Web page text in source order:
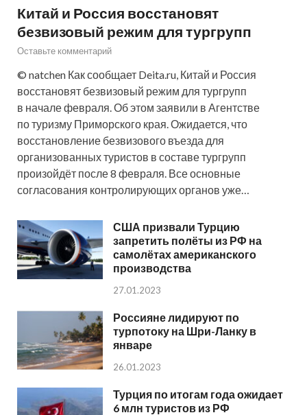
Китай и Россия восстановят
безвизовый режим для тургрупп
Оставьте комментарий
© natchen Как сообщает Deita.ru, Китай и Россия
восстановят безвизовый режим для тургрупп
в начале февраля. Об этом заявили в Агентстве
по туризму Приморского края. Ожидается, что
восстановление безвизового въезда для
организованных туристов в составе тургрупп
произойдёт после 8 февраля. Все основные
согласования контролирующих органов уже…
США призвали Турцию
запретить полёты из РФ на
самолётах американского
производства
27.01.2023
Россияне лидируют по
турпотоку на Шри-Ланку в
январе
26.01.2023
Турция по итогам года ожидает
6 млн туристов из РФ